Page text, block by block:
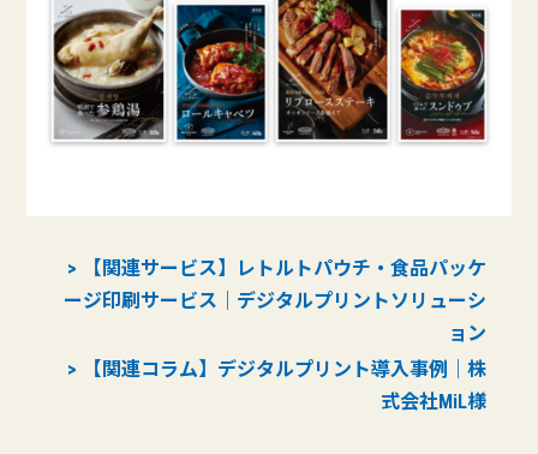
【関連サービス】レトルトパウチ・食品パッケ
ージ印刷サービス｜デジタルプリントソリューシ
ョン
【関連コラム】デジタルプリント導入事例｜株
式会社MiL様